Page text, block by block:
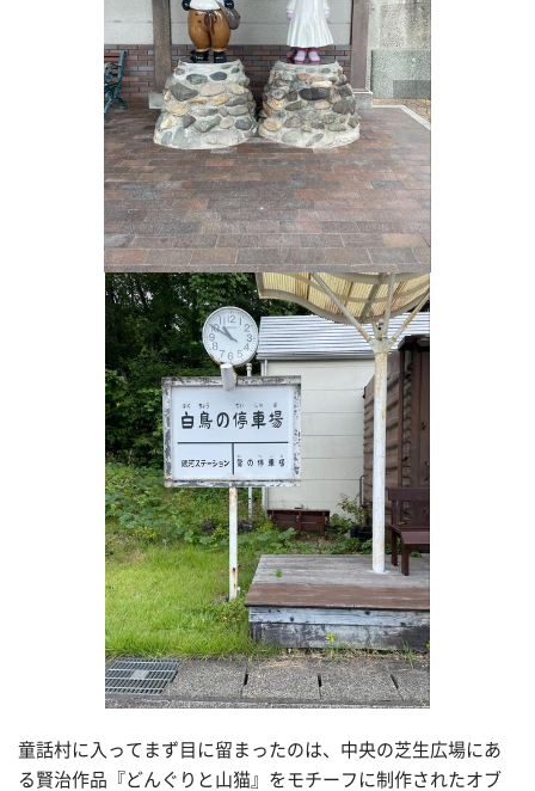
童話村に入ってまず目に留まったのは、中央の芝生広場にあ
る賢治作品『どんぐりと山猫』をモチーフに制作されたオブ